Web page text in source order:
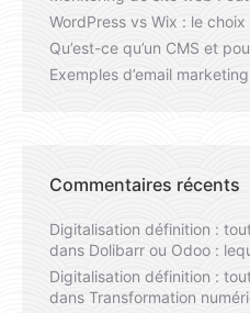
WordPress vs Wix : le
Qu’est-ce qu’un CMS et
Exemples d’email
Commentaires récents
Digitalisation définition :
dans Dolibarr ou Odoo :
Digitalisation définition :
dans Transformation